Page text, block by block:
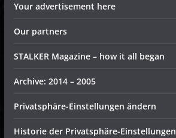
Your advertisement here
Our partners
STALKER Magazine – how it all began
Archive: 2014 – 2005
Privatsphäre-Einstellungen ändern
Historie der Privatsphäre-Einstellungen